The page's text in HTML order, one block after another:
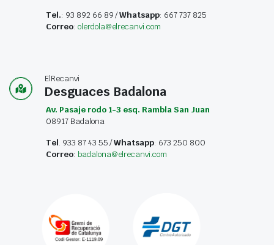
Tel.: 93 892 66 89 /Whatsapp: 667 737 825
Correo: olerdola@elrecanvi.com
ElRecanvi
Desguaces Badalona
Av. Pasaje rodo 1-3 esq. Rambla San Juan
08917 Badalona
Tel. 933 87 43 55 /Whatsapp: 673 250 800
Correo: badalona@elrecanvi.com